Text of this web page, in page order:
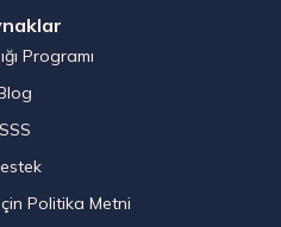
Programı
SSS
Politika Metni